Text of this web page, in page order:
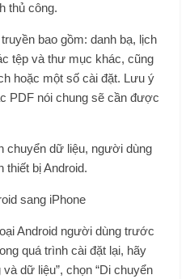
thủ công.
bao gồm: danh bạ, lịch
tệp và thư mục khác, cũng
hoặc một số cài đặt. Lưu ý
PDF nói chung sẽ cần được
chuyển dữ liệu, người dùng
thiết bị Android.
sang iPhone
Android người dùng trước
quá trình cài đặt lại, hãy
dữ liệu”, chọn “Di chuyển